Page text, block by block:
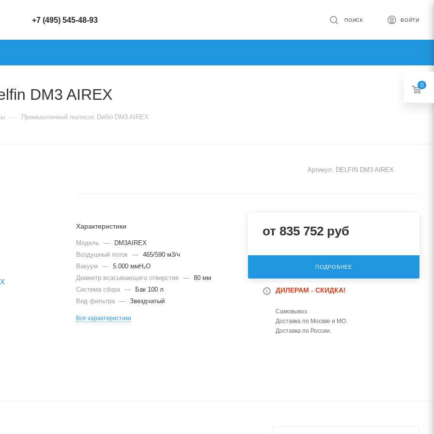
+7 (495) 545-48-93 ВОЙТИ
ПОИСК
DM3 AIREX
— Промышленный пылесос Delfin DM3 AIREX
Артикул: DELFIN DM3 AIREX
Характеристики
Модель —
DM3AIREX
Воздушный поток
—
465/590 м3/ч
Вакуум
—
5.000 ммH₂O
Диаметр всасывающего отверстия
—
80 мм
Система сбора
—
Бак 100 л
Вид фильтра
— Звездчатый
Все характеристики
от 835 752 руб
ПОДРОБНЕЕ
ДИЛЕРАМ - СКИДКА!
Самовывоз.
Доставка по Москве и МО.
Доставка по России.
0